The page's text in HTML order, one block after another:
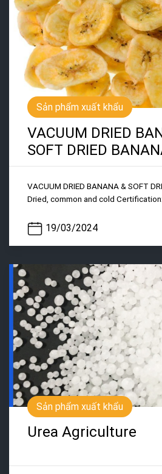
Sản phẩm xuất khẩu
VACUUM DRIED
SOFT DRIED
19/03/2024
VACUUM DRIED BANANA & SOFT
Dried, common and cold Certification:
Sản phẩm xuất khẩu
Urea Agriculture